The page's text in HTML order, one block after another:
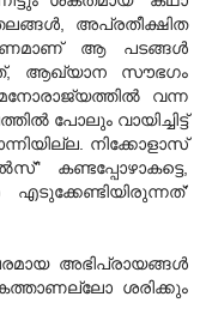
അപ്രതീക്ഷിത
ആ പടങ്ങള്‍
ആഖ്യാന സൗഭഗം
വന്ന
പോലും വായിച്ചിട്ട്
നിക്കോളാസ്
കണ്ടപ്പോഴാകട്ടെ,
അഭിപ്രായങ്ങള്‍
ശരിക്കും